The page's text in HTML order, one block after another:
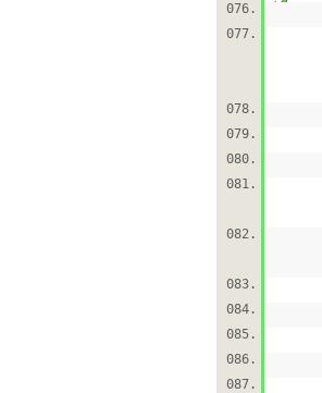
076.
077.
078.
079.
080.
081.
082.
083.
084.
085.
086.
087.